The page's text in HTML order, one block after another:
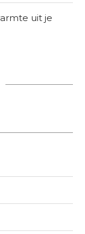
uit je